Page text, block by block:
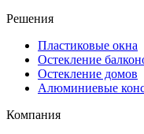
Решения
Пластиковые окна
Остекление
Остекление домов
Алюминиевые
Компания